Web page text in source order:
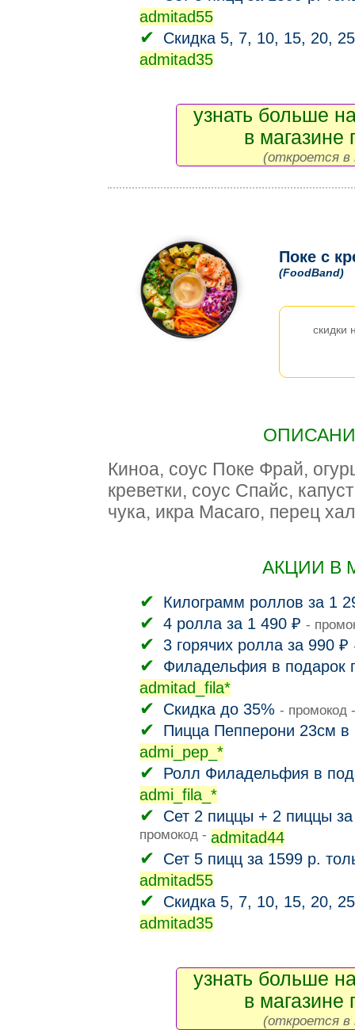
admitad55
Скидка 5, 7, 10, 15, 20,
admitad35
узнать больше
в магазине
(откроется в
Поке с
(FoodBand)
скидки
Киноа, соус Поке Фрай,
креветки, соус Спайс,
чука, икра Масаго, перец
АКЦИИ В
Килограмм роллов за 1
4 ролла за 1 490 ₽ -
3 горячих ролла за 990 ₽
Филадельфия в подарок
admitad_fila*
Скидка до 35% - промокод
Пицца Пепперони 23см в
admi_pep_*
Ролл Филадельфия в
admi_fila_*
Сет 2 пиццы + 2 пиццы
промокод - admitad44
Сет 5 пицц за 1599 р.
admitad55
Скидка 5, 7, 10, 15, 20,
admitad35
узнать больше
в магазине
(откроется в